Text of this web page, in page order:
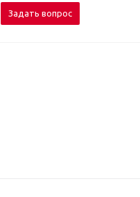
Задать вопрос